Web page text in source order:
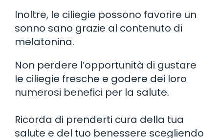
Inoltre, le ciliegie possono favorire un
sonno sano grazie al contenuto di
melatonina.
Non perdere l’opportunità di gustare
le ciliegie fresche e godere dei loro
numerosi benefici per la salute.
Ricorda di prenderti cura della tua
salute e del tuo benessere scegliendo